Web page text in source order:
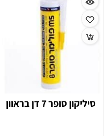
סיליקון סופר 7 דן בראוון